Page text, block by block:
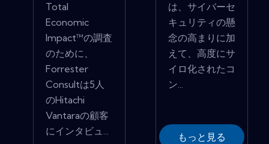
Total
Economic
Impact™の調査
のために、
Forrester
Consultは5人
のHitachi
Vantaraの顧客
にインタビュ...
は、サイバーセ
キュリティの懸
念の高まりに加
えて、高度にサ
イロ化されたコ
ン...
もっと見る